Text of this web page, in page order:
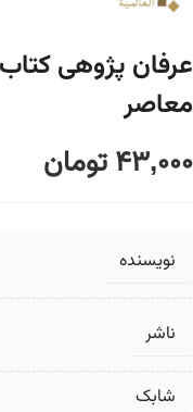
معاصر
43,000تومان
نویسنده
ناشر
شابک